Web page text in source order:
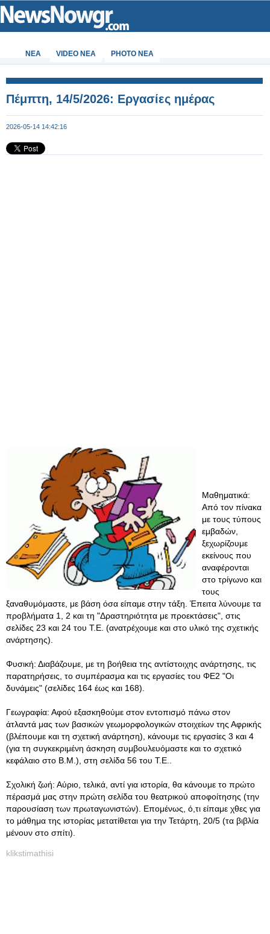
ΝΕΑ VIDEO NEA PHOTO NEA
Πέμπτη, 14/5/2026: Εργασίες ημέρας
2026-05-14 14:42:16
Μαθηματικά:
Από τον πίνακα
με τους τύπους
εμβαδών,
ξεχωρίζουμε
εκείνους που
αναφέρονται
στο τρίγωνο και
τους
ξαναθυμόμαστε, με βάση όσα είπαμε στην τάξη. Έπειτα λύνουμε τα
προβλήματα 1, 2 και τη "Δραστηριότητα με προεκτάσεις", στις
σελίδες 23 και 24 του Τ.Ε. (ανατρέχουμε και στο υλικό της σχετικής
ανάρτησης).
Φυσική: Διαβάζουμε, με τη βοήθεια της αντίστοιχης ανάρτησης, τις
παρατηρήσεις, το συμπέρασμα και τις εργασίες του ΦΕ2 "Οι
δυνάμεις" (σελίδες 164 έως και 168).
Γεωγραφία: Αφού εξασκηθούμε στον εντοπισμό πάνω στον
άτλαντά μας των βασικών γεωμορφολογικών στοιχείων της Αφρικής
(βλέπουμε και τη σχετική ανάρτηση), κάνουμε τις εργασίες 3 και 4
(για τη συγκεκριμένη άσκηση συμβουλευόμαστε και το σχετικό
κεφάλαιο στο Β.Μ.), στη σελίδα 56 του Τ.Ε..
Σχολική ζωή: Αύριο, τελικά, αντί για ιστορία, θα κάνουμε το πρώτο
πέρασμά μας στην πρώτη σελίδα του θεατρικού αποφοίτησης (την
παρουσίαση των πρωταγωνιστών). Επομένως, ό,τι είπαμε χθες για
το μάθημα της ιστορίας μετατίθεται για την Τετάρτη, 20/5 (τα βιβλία
μένουν στο σπίτι).
klikstimathisi